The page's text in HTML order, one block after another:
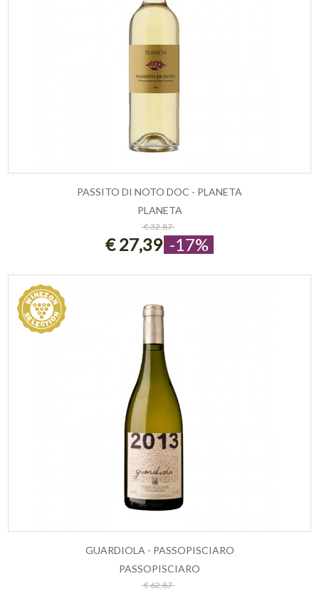
ESAURITO
PASSITO DI NOTO DOC - PLANETA
PLANETA
€ 32,87
€ 27,39 -17%
ESAURITO
GUARDIOLA - PASSOPISCIARO
PASSOPISCIARO
€ 62,87